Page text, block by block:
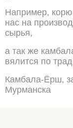
Например,
нас на
сырья,
а так же
вялится по
Камбала-Ёрш,
Мурманска